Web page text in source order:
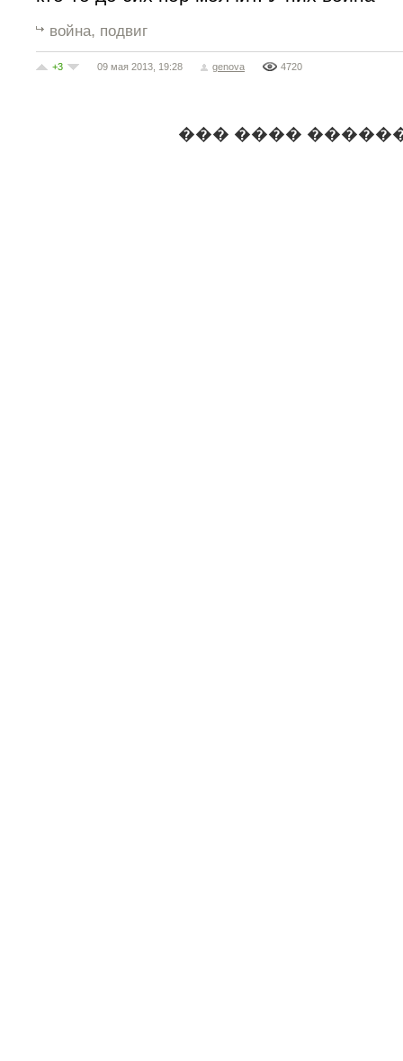
война, подвиг
+3 09 мая 2013, 19:28 genova 4720
��� ����